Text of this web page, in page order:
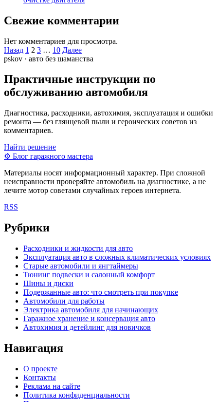
Свежие комментарии
Нет комментариев для просмотра.
Пагинация
записей
Назад 1 2 3 … 10 Далее
pskov · авто без шаманства
Практичные инструкции по
обслуживанию автомобиля
Диагностика, расходники, автохимия, эксплуатация и ошибки
ремонта — без глянцевой пыли и героических советов из
комментариев.
Найти решение
⚙ Блог гаражного мастера
Материалы носят информационный характер. При сложной
неисправности проверяйте автомобиль на диагностике, а не
лечите мотор советами случайных героев интернета.
RSS
Рубрики
Расходники и жидкости для авто
Эксплуатация авто в сложных климатических условиях
Старые автомобили и янгтаймеры
Тюнинг подвески и салонный комфорт
Шины и диски
Подержанные авто: что смотреть при покупке
Автомобили для работы
Электрика автомобиля для начинающих
Гаражное хранение и консервация авто
Автохимия и детейлинг для новичков
Навигация
О проекте
Контакты
Реклама на сайте
Политика конфиденциальности